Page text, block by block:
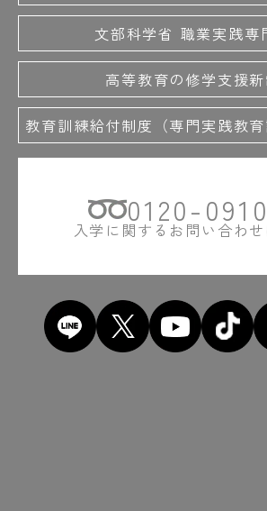
0120-
入学に関するお問い合わ
文部科学省 職業実践専
高等教育の修学支援
教育訓練給付制度（専門実践教